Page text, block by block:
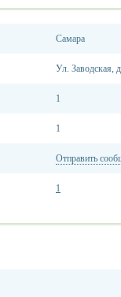
Самара
Ул. Заводская,
1
1
Отправить
1